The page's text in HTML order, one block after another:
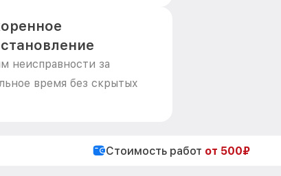
неисправности за
время без скрытых
Стоимость работ от 500₽